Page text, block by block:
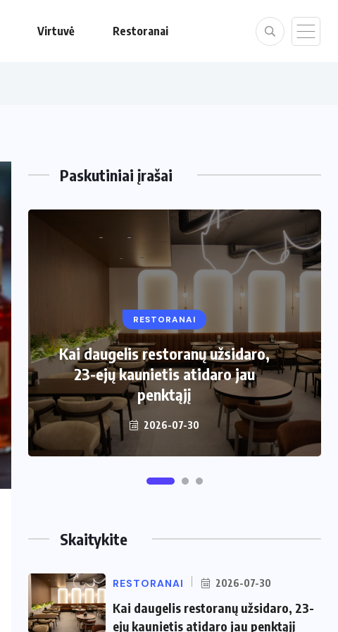
Virtuvė Restoranai
Paskutiniai įrašai
RESTORANAI
Kai daugelis restoranų užsidaro,
23-ejų kaunietis atidaro jau
penktąjį
2026-07-30
Kaip pasirinkti šiukšliadėžę mažai
virtuvei?
2026-06-25
Skaitykite
RESTORANAI 2026-07-30
Kai daugelis restoranų užsidaro, 23-
ejų kaunietis atidaro jau penktąjį